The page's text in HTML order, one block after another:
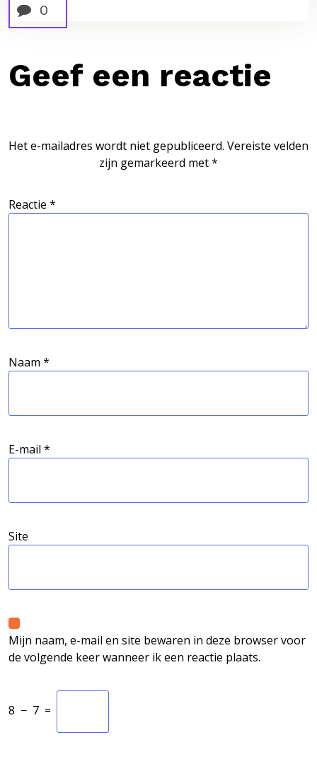
0
Geef een reactie
Het e-mailadres wordt niet gepubliceerd. Vereiste velden
zijn gemarkeerd met*
Reactie *
Naam *
E-mail *
Site
Mijn naam, e-mail en site bewaren in deze browser voor
de volgende keer wanneer ik een reactie plaats.
8 − 7 =